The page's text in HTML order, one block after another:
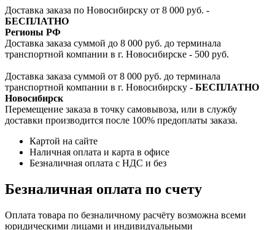
Доставка заказа по Новосибирску от 8 000 руб. -
БЕСПЛАТНО
Регионы РФ
Доставка заказа суммой до 8 000 руб. до терминала
транспортной компании в г. Новосибирске - 500 руб.
Доставка заказа суммой от 8 000 руб. до терминала
транспортной компании в г. Новосибирску - БЕСПЛАТНО
Новосибирск
Перемещение заказа в точку самовывоза, или в службу
доставки производится после 100% предоплаты заказа.
Картой на сайте
Наличная оплата и карта в офисе
Безналичная оплата с НДС и без
Безналичная оплата по счету
Оплата товара по безналичному расчёту возможна всеми
юридическими лицами и индивидуальными